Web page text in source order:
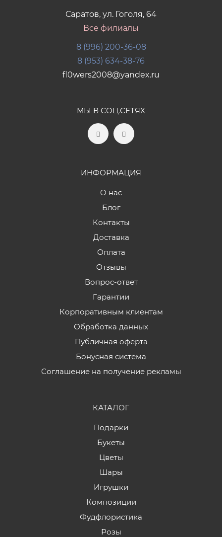
Саратов, ул. Гоголя, 64
Все филиалы
8 (996) 200-36-08
8 (953) 634-38-76
fl0wers2008@yandex.ru
МЫ В СОЦ.СЕТЯХ
ИНФОРМАЦИЯ
О нас
Блог
Контакты
Доставка
Оплата
Отзывы
Вопрос-ответ
Гарантии
Корпоративным клиентам
Обработка данных
Публичная оферта
Бонусная система
Соглашение на получение рекламы
КАТАЛОГ
Подарки
Букеты
Цветы
Шары
Игрушки
Композиции
Фудфлористика
Розы